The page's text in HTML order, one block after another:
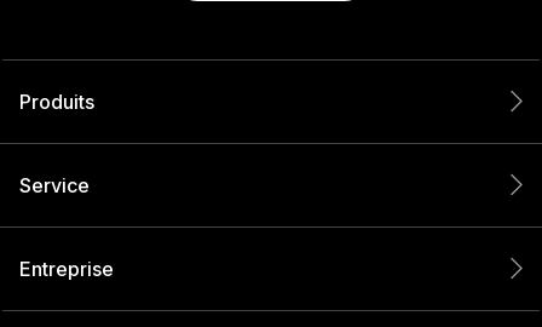
Produits
Service
Entreprise